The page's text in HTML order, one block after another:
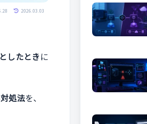
2026.03.03
したときに
処法を、